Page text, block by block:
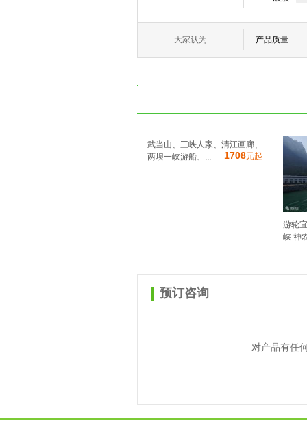
大家认为 产品质量
武当山、三峡人家、清江画廊、
两坝一峡游船、...
1708元起
游轮
峡 神
预订咨询
对产品有任